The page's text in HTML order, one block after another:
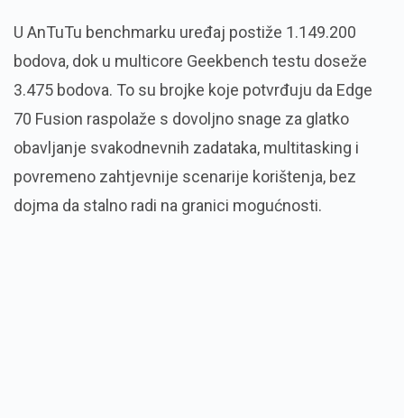
U AnTuTu benchmarku uređaj postiže 1.149.200
bodova, dok u multicore Geekbench testu doseže
3.475 bodova. To su brojke koje potvrđuju da Edge
70 Fusion raspolaže s dovoljno snage za glatko
obavljanje svakodnevnih zadataka, multitasking i
povremeno zahtjevnije scenarije korištenja, bez
dojma da stalno radi na granici mogućnosti.